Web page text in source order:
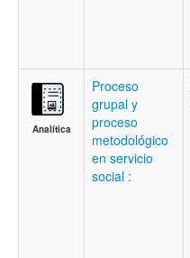
Analítica
Proceso
grupal y
proceso
metodológico
en servicio
social :